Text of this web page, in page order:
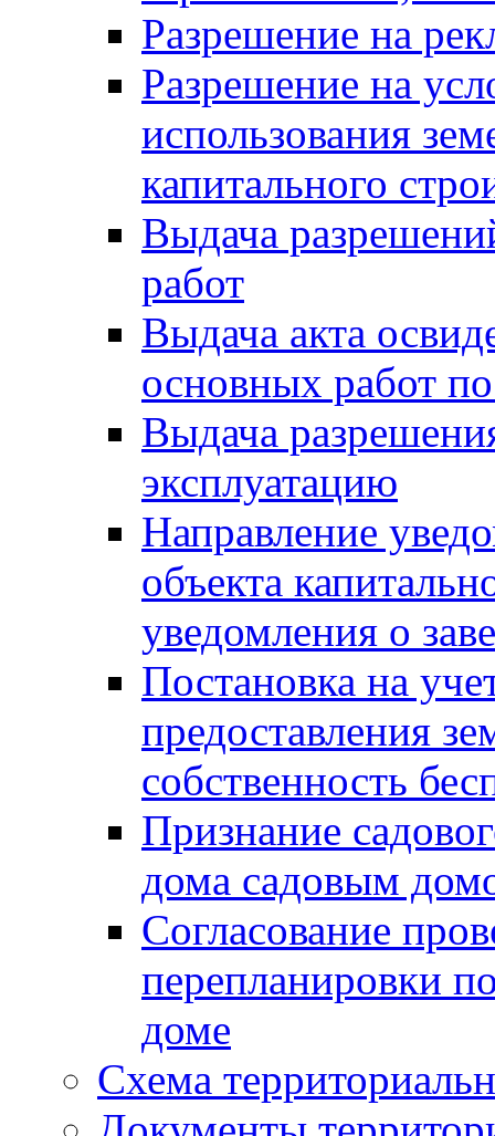
Разрешение на
Разрешение на
использования
капитального
Выдача
работ
Выдача акта
основных работ
Выдача
эксплуатацию
Направление
объекта
уведомления о
Постановка на
предоставления
собственность
Признание
дома садовым
Согласование
перепланировки
доме
Схема